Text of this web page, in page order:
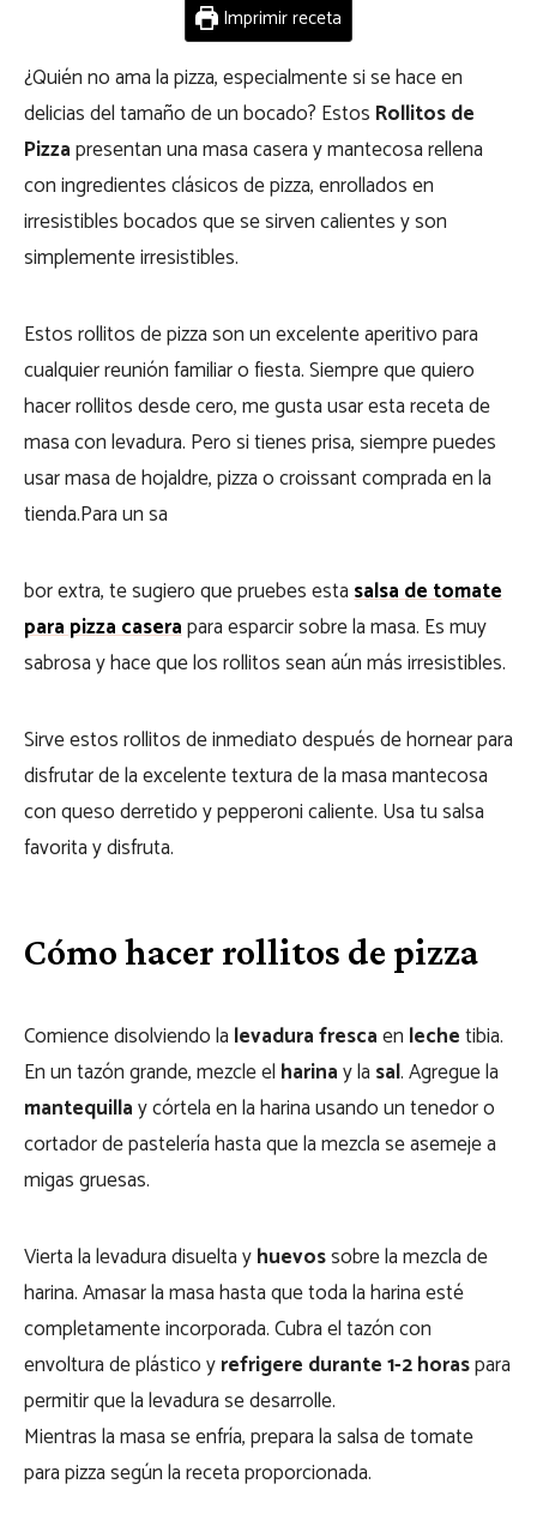
Imprimir receta
¿Quién no ama la pizza, especialmente si se hace en
delicias del tamaño de un bocado? Estos Rollitos de
Pizzapresentan una masa casera y mantecosa rellena
con ingredientes clásicos de pizza, enrollados en
irresistibles bocados que se sirven calientes y son
simplemente irresistibles.
Estos rollitos de pizza son un excelente aperitivo para
cualquier reunión familiar o fiesta. Siempre que quiero
hacer rollitos desde cero, me gusta usar esta receta de
masa con levadura. Pero si tienes prisa, siempre puedes
usar masa de hojaldre, pizza o croissant comprada en la
tienda.Para un sa
bor extra, te sugiero que pruebes estasalsa de tomate
para pizza caserapara esparcir sobre la masa. Es muy
sabrosa y hace que los rollitos sean aún más irresistibles.
Sirve estos rollitos de inmediato después de hornear para
disfrutar de la excelente textura de la masa mantecosa
con queso derretido y pepperoni caliente. Usa tu salsa
favorita y disfruta.
Cómo hacer rollitos de pizza
Comience disolviendo la levadura frescaen lechetibia.
En un tazón grande, mezcle el harinay la sal. Agregue la
mantequillay córtela en la harina usando un tenedor o
cortador de pastelería hasta que la mezcla se asemeje a
migas gruesas.
Vierta la levadura disuelta yhuevossobre la mezcla de
harina. Amasar la masa hasta que toda la harina esté
completamente incorporada. Cubra el tazón con
envoltura de plástico yrefrigere durante 1-2 horaspara
permitir que la levadura se desarrolle.
Mientras la masa se enfría, prepara la salsa de tomate
para pizza según la receta proporcionada.